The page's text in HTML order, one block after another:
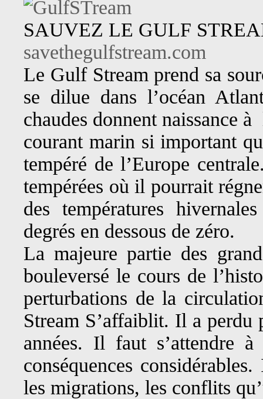
SAUVEZ LE GULF
savethegulfstream.com
Le Gulf Stream prend sa
se dilue dans l’océan
chaudes donnent naissance
courant marin si important
tempéré de l’Europe
tempérées où il pourrait
des températures
degrés en dessous de zéro.
La majeure partie des
bouleversé le cours de
perturbations de la
Stream S’affaiblit. Il a perdu
années. Il faut s’attendre
conséquences
les migrations, les conflits